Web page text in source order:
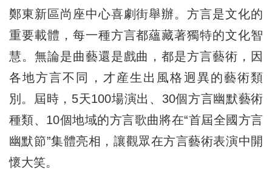
鄭東新區尚座中心喜劇街舉辦。方言是文化的
重要載體，每一種方言都蘊藏著獨特的文化智
慧。無論是曲藝還是戲曲，都是方言藝術，因
各地方言不同，才産生出風格迥異的藝術類
別。屆時，5天100場演出、30個方言幽默藝術
種類、10個地域的方言歌曲將在“首屆全國方言
幽默節”集體亮相，讓觀眾在方言藝術表演中開
懷大笑。